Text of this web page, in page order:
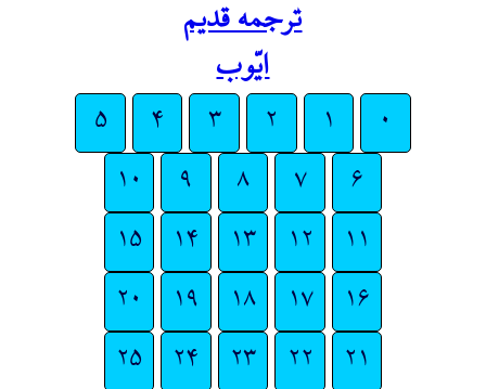
ترجمه قدیم
ایّوب
۰ ۱ ۲ ۳ ۴
۵
۶
۷ ۸ ۹
۱۰
۱۱
۱۲ ۱۳ ۱۴
۱۵
۱۶
۱۷ ۱۸ ۱۹
۲۰
۲۱
۲۲ ۲۳ ۲۴
۲۵